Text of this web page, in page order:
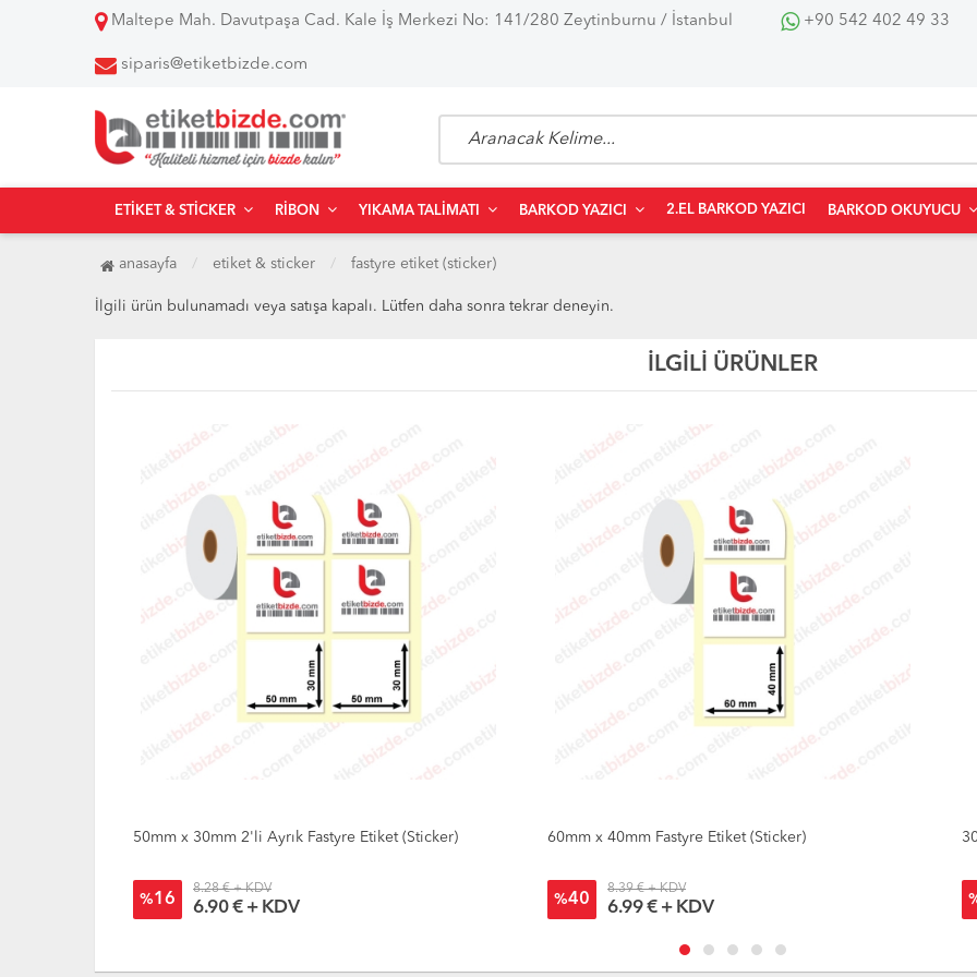
Maltepe Mah. Davutpaşa Cad. Kale İş Merkezi No: 141/280 Zeytinburnu / İstanbul +90 542 402 49 33
siparis@etiketbizde.com
ETIKET & STICKER RIBON YIKAMA TALIMATI BARKOD YAZICI 2.EL BARKOD YAZICI BARKOD OKUYUCU
anasayfa etiket & sticker fastyre etiket (sticker)
İlgili ürün bulunamadı veya satışa kapalı. Lütfen daha sonra tekrar deneyin.
İLGİLİ ÜRÜNLER
50mm x 30mm 2'li Ayrık Fastyre Etiket (Sticker)
%16
8.28 € + KDV
6.90 € + KDV
60mm x 40mm Fastyre Etiket (Sticker)
%40
8.39 € + KDV
6.99 € + KDV